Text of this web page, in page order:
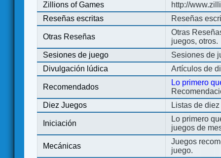
Zillions of Games
http://
Reseñas escritas
Reseñas
Otras Reseñas
Otras
juegos, otros.
Sesiones de juego
Sesiones de
Divulgación lúdica
Artículos de
Recomendados
Lo primero
Diez Juegos
Listas de
Iniciación
Lo primero
juegos de
Mecánicas
Juegos
juego.